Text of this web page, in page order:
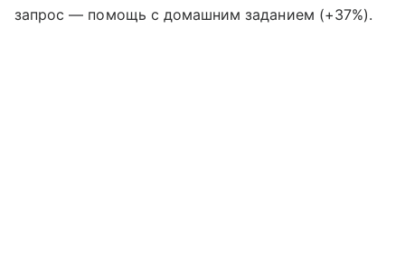
запрос — помощь с домашним заданием (+37%).